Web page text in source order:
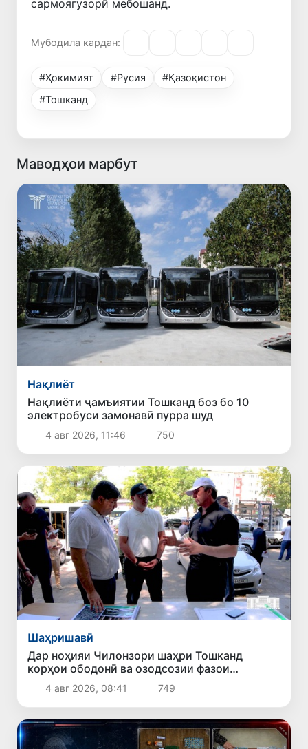
сармоягузорӣ мебошанд.
Мубодила кардан:
#Ҳокимият #Русия
#Қазоқистон
#Тошканд
Маводҳои марбут
Нақлиёт
Нақлиёти ҷамъиятии Тошканд боз бо 10
электробуси замонавӣ пурра шуд
4 авг 2026, 11:46 750
Шаҳришавӣ
Дар ноҳияи Чилонзори шаҳри Тошканд
корҳои ободонӣ ва озодсозии фазои
ҷамъиятӣ идома доранд
4 авг 2026, 08:41 749